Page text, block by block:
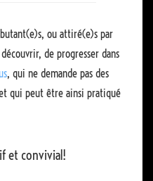
ou attiré(e)s par
de progresser dans
, qui ne demande pas des
qui peut être ainsi pratiqué
et convivial!